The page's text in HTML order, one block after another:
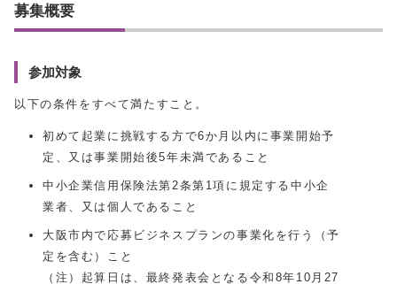
募集概要
参加対象
以下の条件をすべて満たすこと。
初めて起業に挑戦する方で6か月以内に事業開始予
定、又は事業開始後5年未満であること
中小企業信用保険法第2条第1項に規定する中小企
業者、又は個人であること
大阪市内で応募ビジネスプランの事業化を行う（予
定を含む）こと
（注）起算日は、最終発表会となる令和8年10月27